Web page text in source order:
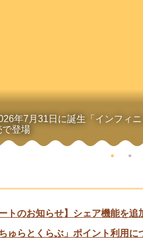
年7月31日に誕生「インフィ
で登場
トのお知らせ】シェア機能を追
ゅらとくらぶ」ポイント利用に